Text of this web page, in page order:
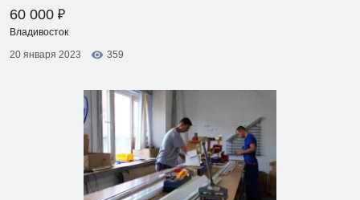
60 000 ₽
Владивосток
20 января 2023
359